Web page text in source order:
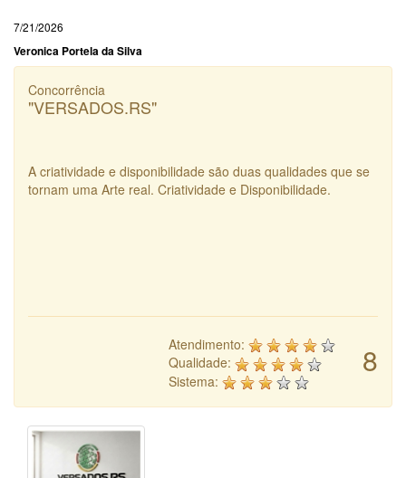
7/21/2026
Veronica Portela da Silva
Concorrência
"VERSADOS.RS"
A criatividade e disponibilidade são duas qualidades que se
tornam uma Arte real. Criatividade e Disponibilidade.
8
Atendimento:
Qualidade:
Sistema: